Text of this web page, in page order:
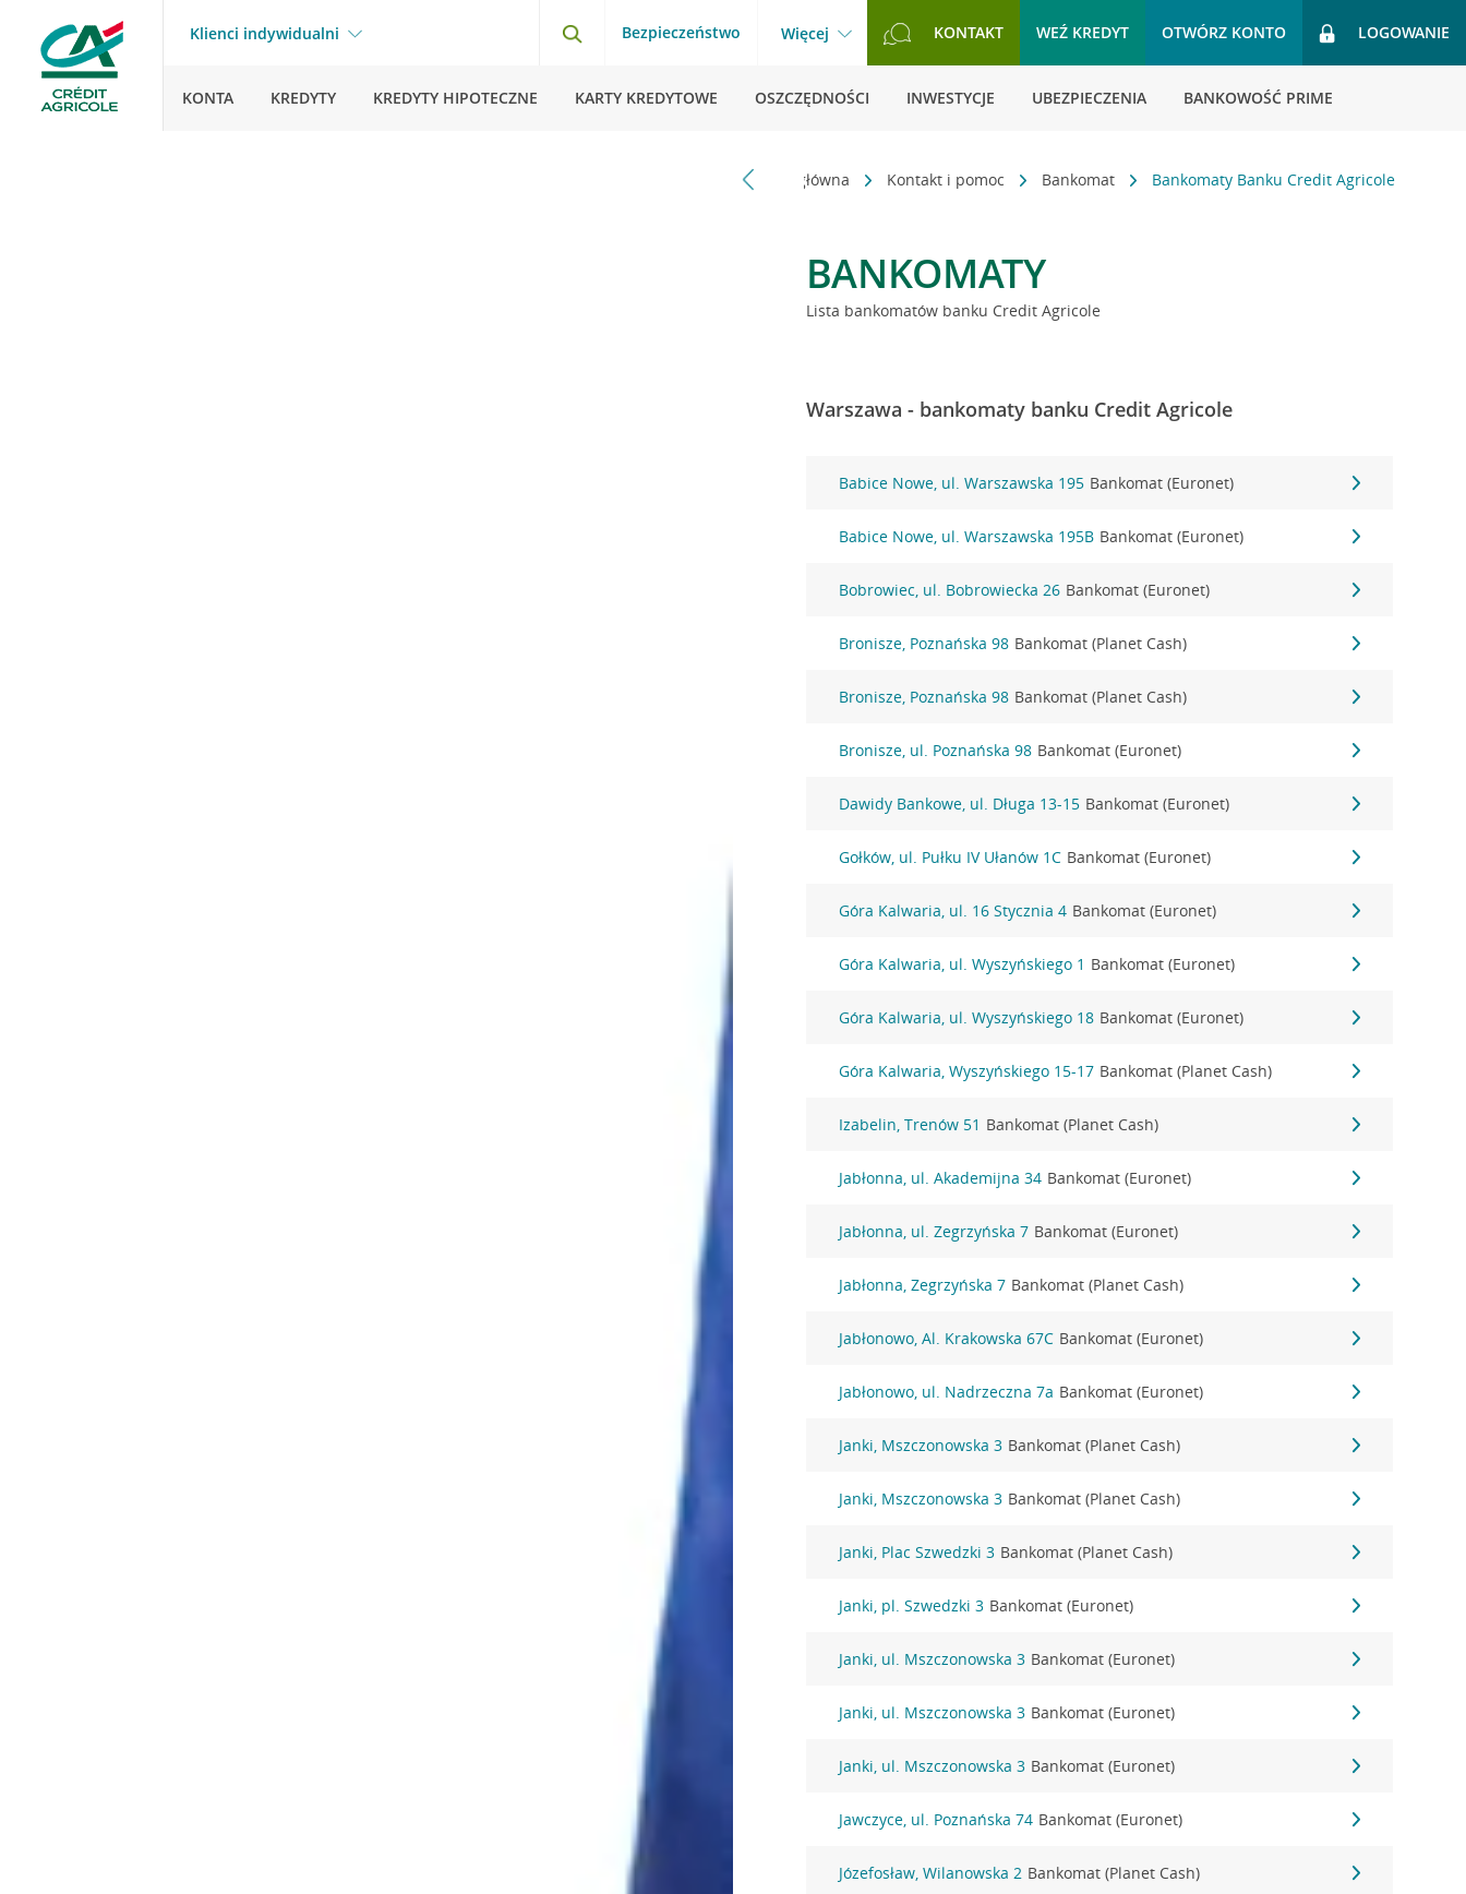
Klienci indywidualni Bezpieczeństwo Więcej KONTAKT WEŹ KREDYT OTWÓRZ KONTO LOGOWANIE
KONTA KREDYTY KREDYTY HIPOTECZNE KARTY KREDYTOWE OSZCZĘDNOŚCI INWESTYCJE UBEZPIECZENIA BANKOWOŚĆ PRIME
Strona główna Kontakt i pomoc Bankomat Bankomaty Banku Credit Agricole
BANKOMATY
Lista bankomatów banku Credit Agricole
Warszawa - bankomaty banku Credit Agricole
Babice Nowe, ul. Warszawska 195 Bankomat (Euronet)
Babice Nowe, ul. Warszawska 195B Bankomat (Euronet)
Bobrowiec, ul. Bobrowiecka 26 Bankomat (Euronet)
Bronisze, Poznańska 98 Bankomat (Planet Cash)
Bronisze, Poznańska 98 Bankomat (Planet Cash)
Bronisze, ul. Poznańska 98 Bankomat (Euronet)
Dawidy Bankowe, ul. Długa 13-15 Bankomat (Euronet)
Gołków, ul. Pułku IV Ułanów 1C Bankomat (Euronet)
Góra Kalwaria, ul. 16 Stycznia 4 Bankomat (Euronet)
Góra Kalwaria, ul. Wyszyńskiego 1 Bankomat (Euronet)
Góra Kalwaria, ul. Wyszyńskiego 18 Bankomat (Euronet)
Góra Kalwaria, Wyszyńskiego 15-17 Bankomat (Planet Cash)
Izabelin, Trenów 51 Bankomat (Planet Cash)
Jabłonna, ul. Akademijna 34 Bankomat (Euronet)
Jabłonna, ul. Zegrzyńska 7 Bankomat (Euronet)
Jabłonna, Zegrzyńska 7 Bankomat (Planet Cash)
Jabłonowo, Al. Krakowska 67C Bankomat (Euronet)
Jabłonowo, ul. Nadrzeczna 7a Bankomat (Euronet)
Janki, Mszczonowska 3 Bankomat (Planet Cash)
Janki, Mszczonowska 3 Bankomat (Planet Cash)
Janki, Plac Szwedzki 3 Bankomat (Planet Cash)
Janki, pl. Szwedzki 3 Bankomat (Euronet)
Janki, ul. Mszczonowska 3 Bankomat (Euronet)
Janki, ul. Mszczonowska 3 Bankomat (Euronet)
Janki, ul. Mszczonowska 3 Bankomat (Euronet)
Jawczyce, ul. Poznańska 74 Bankomat (Euronet)
Józefosław, Wilanowska 2 Bankomat (Planet Cash)